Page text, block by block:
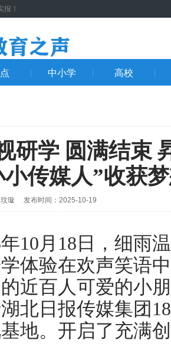
！
中小学 高校
研学 圆满结束
传媒人”收获
玟璇 发布时间：2025-10-19
月18日，细雨
体验在欢声笑语
近百人可爱的小
北日报传媒集团
地。开启了充满